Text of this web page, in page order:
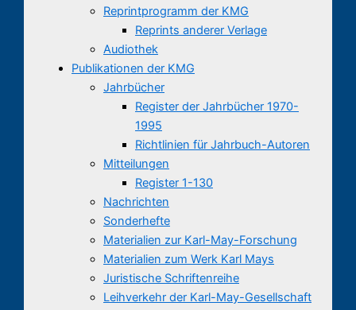
Reprintprogramm der KMG
Reprints anderer Verlage
Audiothek
Publikationen der KMG
Jahrbücher
Register der Jahrbücher 1970-
1995
Richtlinien für Jahrbuch-Autoren
Mitteilungen
Register 1-130
Nachrichten
Sonderhefte
Materialien zur Karl-May-Forschung
Materialien zum Werk Karl Mays
Juristische Schriftenreihe
Leihverkehr der Karl-May-Gesellschaft